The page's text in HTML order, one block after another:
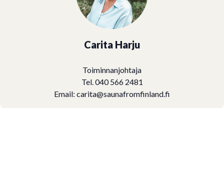
Carita Harju
Toiminnanjohtaja
Tel. 040 566 2481
Email: carita@saunafromfinland.fi